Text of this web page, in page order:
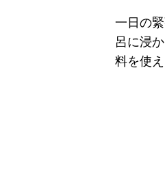
一日の
呂に浸
料を使